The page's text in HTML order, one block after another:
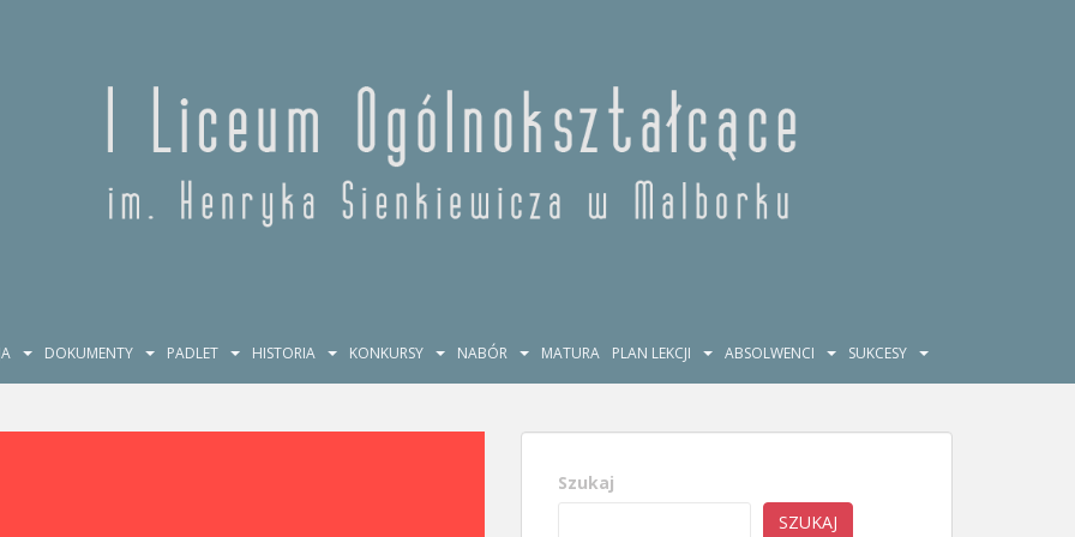
DOKUMENTY PADLET HISTORIA KONKURSY NABÓR MATURA PLAN LEKCJI ABSOLWENCI SUKCESY
Szukaj
SZUKAJ